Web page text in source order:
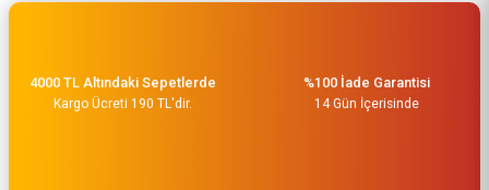
4000 TL Altındaki Sepetlerde
Kargo Ücreti 190 TL'dir.
%100 İade Garantisi
14 Gün İçerisinde